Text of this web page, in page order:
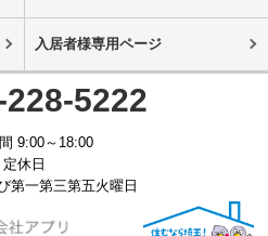
入居者様専用ページ
228-5222
9:00～18:00
定休日
第一第三第五火曜日